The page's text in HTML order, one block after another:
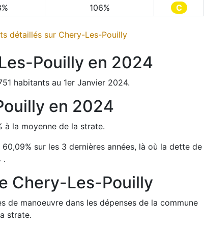
% 106% C
détaillés sur Chery-Les-Pouilly
Pouilly en 2024
habitants au 1er Janvier 2024.
en 2024
à la moyenne de la strate.
60,09% sur les 3 dernières années, là où la dette de
.
Chery-Les-Pouilly
de manoeuvre dans les dépenses de la commune
strate.